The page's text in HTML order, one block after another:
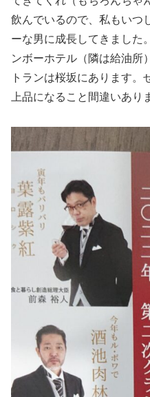
飲んでいるので、私もいつ
ーな男に成長してきました
ンボーホテル（隣は給油所
トランは桜坂にあります。
上品になること間違いあり